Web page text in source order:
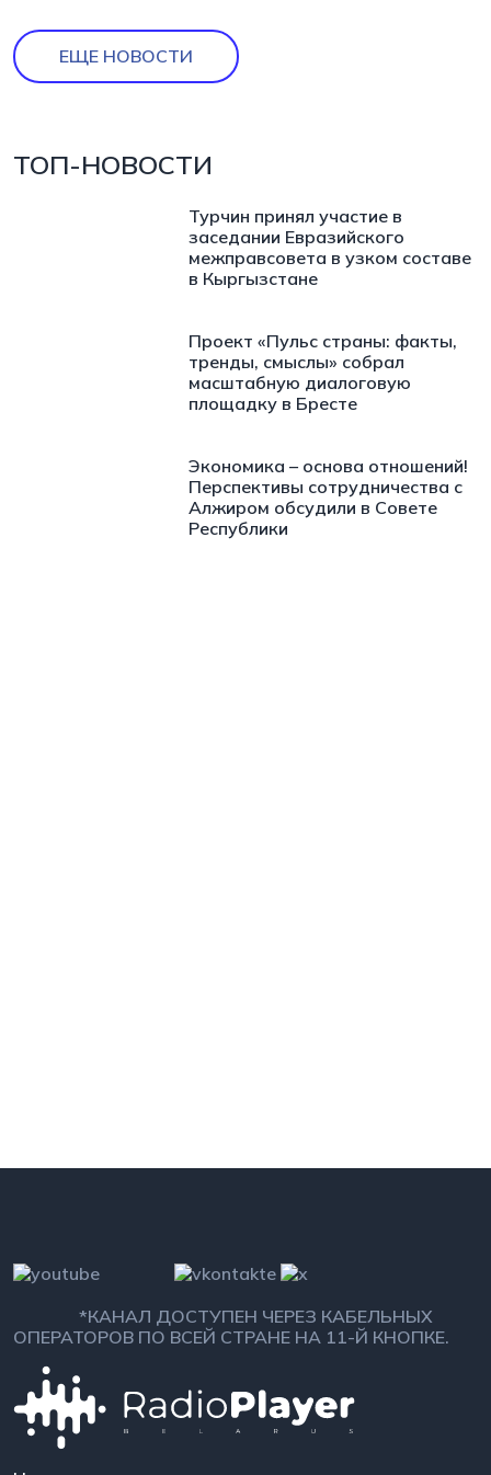
ЕЩЕ НОВОСТИ
ТОП-НОВОСТИ
Турчин принял участие в
заседании Евразийского
межправсовета в узком составе
в Кыргызстане
Проект «Пульс страны: факты,
тренды, смыслы» собрал
масштабную диалоговую
площадку в Бресте
Экономика – основа отношений!
Перспективы сотрудничества с
Алжиром обсудили в Совете
Республики
*КАНАЛ ДОСТУПЕН ЧЕРЕЗ КАБЕЛЬНЫХ
ОПЕРАТОРОВ ПО ВСЕЙ СТРАНЕ НА 11-Й КНОПКЕ.